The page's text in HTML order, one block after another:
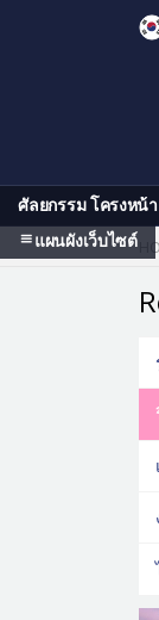
ศัลยกรรม โครงหน้า
แผนผังเว็บไซต์